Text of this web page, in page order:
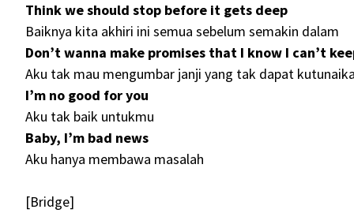
Think we should stop before it gets deep
Baiknya kita akhiri ini semua sebelum semakin dalam
Don’t wanna make promises that I know I can’t
Aku tak mau mengumbar janji yang tak dapat
I’m no good for you
Aku tak baik untukmu
Baby, I’m bad news
Aku hanya membawa masalah
[Bridge]